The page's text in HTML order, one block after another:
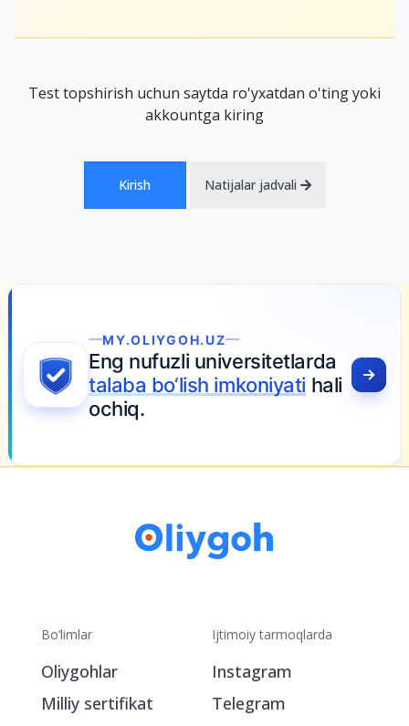
Test topshirish uchun saytda ro'yxatdan o'ting yoki
akkountga kiring
Kirish Natijalar jadvali
MY.OLIYGOH.UZ
Eng nufuzli universitetlarda
talaba bo‘lish imkoniyati hali
ochiq.
Bo‘limlar
Oliygohlar
Milliy sertifikat
Ijtimoiy tarmoqlarda
Instagram
Telegram